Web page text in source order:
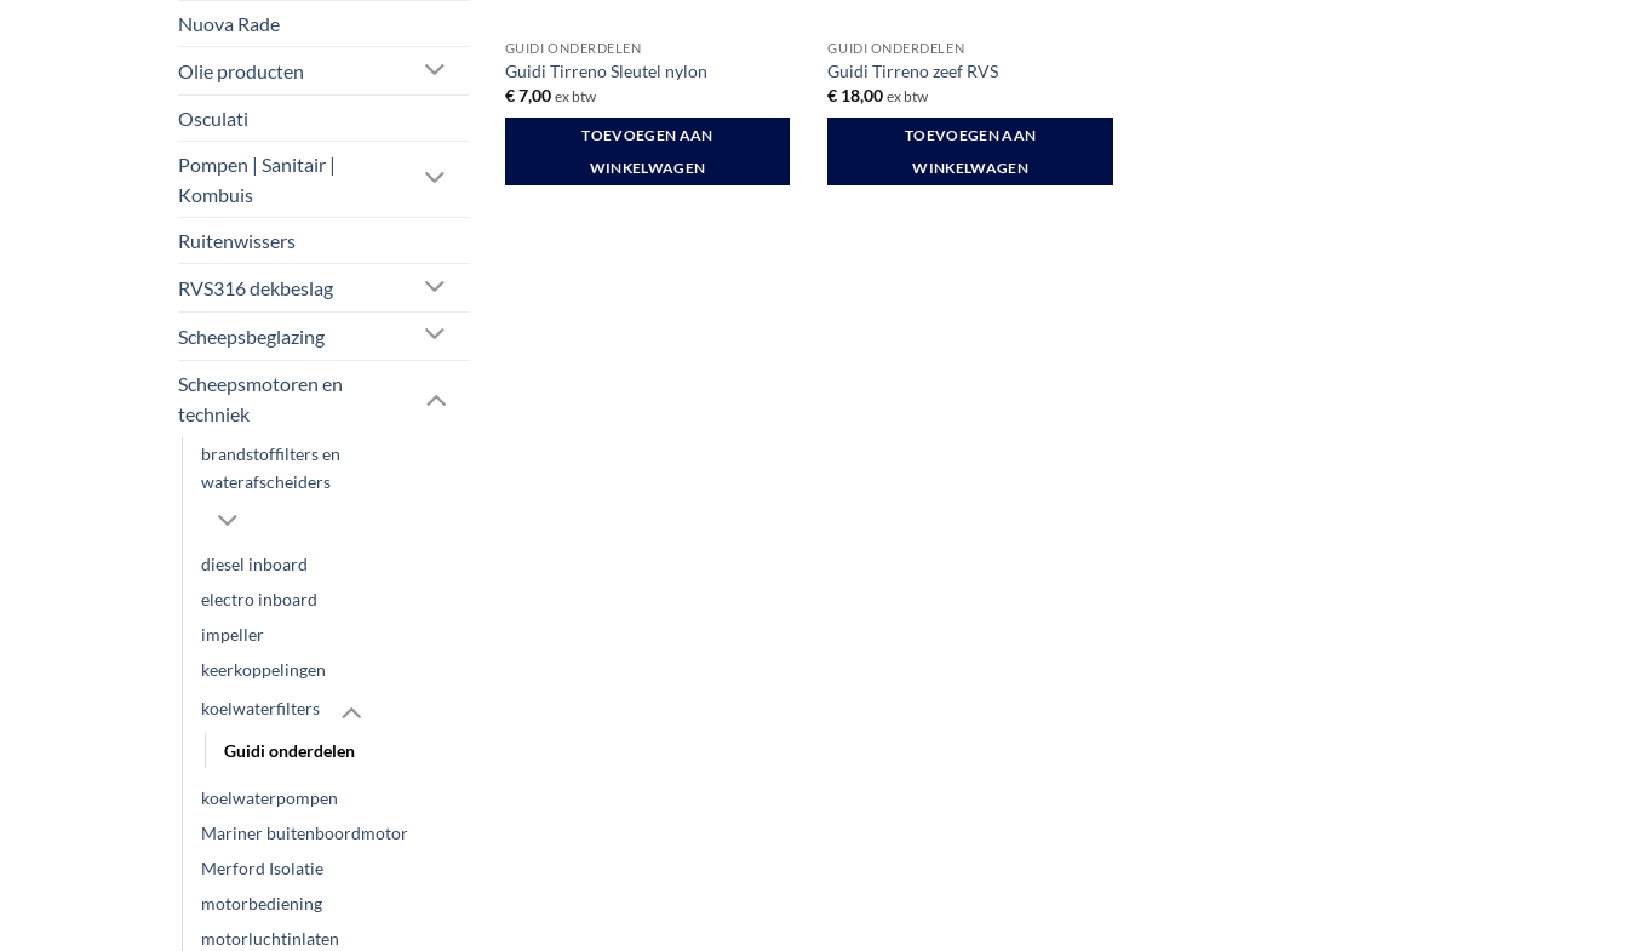
Nuova Rade
Olie producten
Osculati
Pompen | Sanitair |
Kombuis
Ruitenwissers
RVS316 dekbeslag
Scheepsbeglazing
Scheepsmotoren en
techniek
brandstoffilters en
waterafscheiders
diesel inboard
electro inboard
impeller
keerkoppelingen
koelwaterfilters
Guidi onderdelen
koelwaterpompen
Mariner buitenboordmotor
Merford Isolatie
motorbediening
motorluchtinlaten
GUIDI ONDERDELEN
Guidi Tirreno Sleutel nylon
€7,00 ex btw
TOEVOEGEN AAN
WINKELWAGEN
GUIDI ONDERDELEN
Guidi Tirreno zeef RVS
€ 18,00 ex btw
TOEVOEGEN AAN
WINKELWAGEN